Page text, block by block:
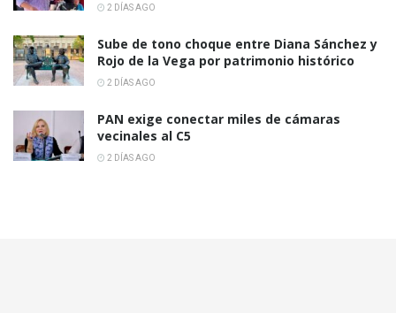
2 DÍAS AGO
Sube de tono choque entre Diana Sánchez y
Rojo de la Vega por patrimonio histórico
2 DÍAS AGO
PAN exige conectar miles de cámaras
vecinales al C5
2 DÍAS AGO